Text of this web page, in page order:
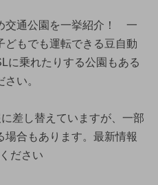
交通公園を一挙紹介！ 一
どもでも運転できる豆自動
に乗れたりする公園もある
い。
差し替えていますが、一部
合もあります。最新情報
ださい